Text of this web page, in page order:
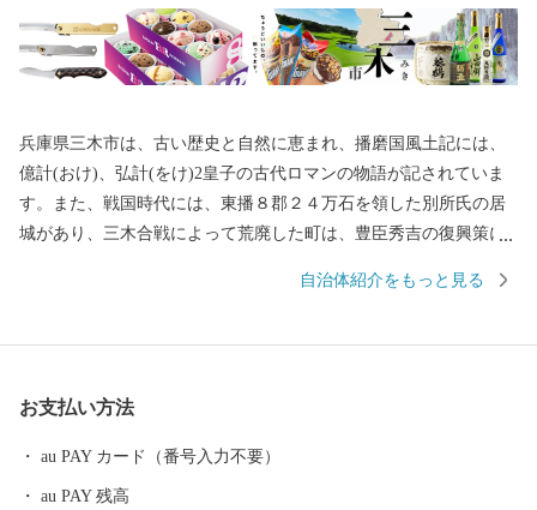
兵庫県三木市は、古い歴史と自然に恵まれ、播磨国風土記には、
億計(おけ)、弘計(をけ)2皇子の古代ロマンの物語が記されていま
す。また、戦国時代には、東播８郡２４万石を領した別所氏の居
城があり、三木合戦によって荒廃した町は、豊臣秀吉の復興策に
され、数多くのゴルフ場が立地する(ゴルフ場数25か所は、西日本
ど、観光資源も多彩なものがあります。
自治体紹介をもっと見る
お支払い方法
au PAY カード（番号入力不要）
au PAY 残高